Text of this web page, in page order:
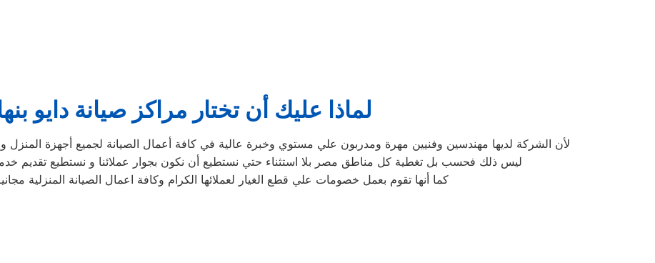
لماذا عليك أن تختار مراكز صيانة دايو
لأن الشركة لديها مهندسين وفنيين مهرة ومدربون علي مستوي وخبرة عالية في كافة أعمال الصيانة لجميع أجهزة المنزل
ليس ذلك فحسب بل تغطية كل مناطق مصر بلا استثناء حتي نستطيع أن نكون بجوار عملائنا و نستطيع تقديم
كما أنها تقوم بعمل خصومات علي قطع الغيار لعملائها الكرام وكافة اعمال الصيانة المنزلية